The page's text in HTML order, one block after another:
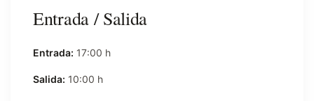
Entrada / Salida
Entrada: 17:00 h
Salida: 10:00 h